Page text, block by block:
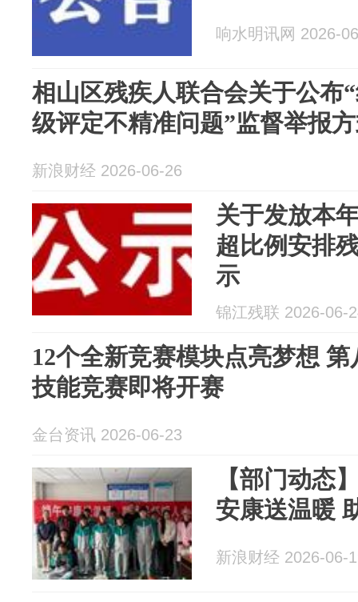
响水明讯网 2026-
相山区残疾人联合会关于公布
级评定不精准问题”监督举报
新浪财经 2026-06-26
关于发放本
超比例安排
示
锦江残联 2026-06-
12个全新竞赛模块点亮梦想
技能竞赛即将开赛
金台资讯 2026-06-23
【部门动态
安康送温暖
新浪财经 2026-06-